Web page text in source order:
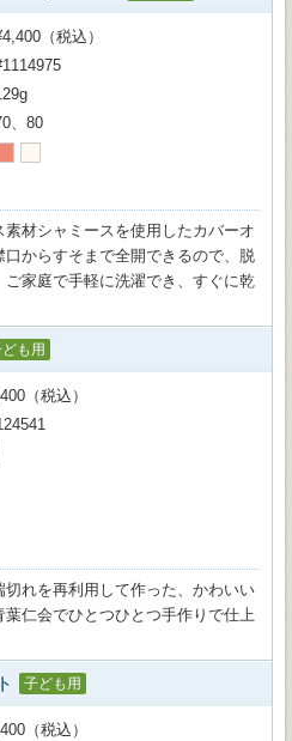
（税込）
、80
材シャミースを使用したカバーオ
からすそまで全開できるので、脱
家庭で手軽に洗濯でき、すぐに乾
も用
（税込）
れを再利用して作った、かわいい
仁会でひとつひとつ手作りで仕上
子ども用
（税込）